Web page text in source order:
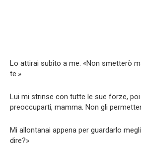
Lo attirai subito a me. «Non smetterò
te.»
Lui mi strinse con tutte le sue forze,
preoccuparti, mamma. Non gli
Mi allontanai appena per guardarlo
dire?»